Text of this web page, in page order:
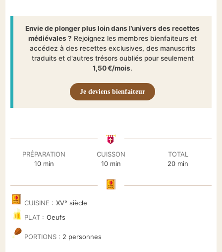
Envie de plonger plus loin dans l’univers des recettes
médiévales ? Rejoignez les membres bienfaiteurs et
accédez à des recettes exclusives, des manuscrits
traduits et d'autres trésors oubliés pour seulement
1,50 €/mois.
Je deviens bienfaiteur
PRÉPARATION
10minutes
min
CUISSON
10minutes
min
TOTAL
20minutes
min
CUISINE : XV° siècle
PLAT : Oeufs
PORTIONS : 2 personnes